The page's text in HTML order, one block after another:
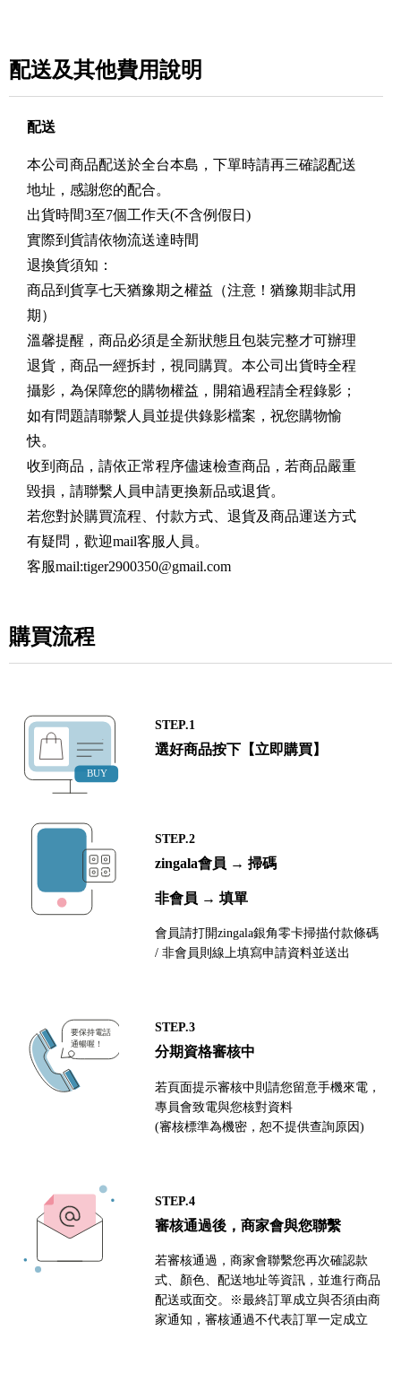
配送及其他費用說明
配送
本公司商品配送於全台本島，下單時請再三確認配送
地址，感謝您的配合。
出貨時間3至7個工作天(不含例假日)
實際到貨請依物流送達時間
退換貨須知：
商品到貨享七天猶豫期之權益（注意！猶豫期非試用
期）
溫馨提醒，商品必須是全新狀態且包裝完整才可辦理
退貨，商品一經拆封，視同購買。本公司出貨時全程
攝影，為保障您的購物權益，開箱過程請全程錄影；
如有問題請聯繫人員並提供錄影檔案，祝您購物愉
快。
收到商品，請依正常程序儘速檢查商品，若商品嚴重
毀損，請聯繫人員申請更換新品或退貨。
若您對於購買流程、付款方式、退貨及商品運送方式
有疑問，歡迎mail客服人員。
客服mail:tiger2900350@gmail.com
購買流程
STEP.1
選好商品按下【立即購買】
STEP.2
zingala會員 → 掃碼
非會員 → 填單
會員請打開zingala銀角零卡掃描付款條碼
/ 非會員則線上填寫申請資料並送出
STEP.3
分期資格審核中
若頁面提示審核中則請您留意手機來電，
專員會致電與您核對資料
(審核標準為機密，恕不提供查詢原因)
STEP.4
審核通過後，商家會與您聯繫
若審核通過，商家會聯繫您再次確認款
式、顏色、配送地址等資訊，並進行商品
配送或面交。※最終訂單成立與否須由商
家通知，審核通過不代表訂單一定成立